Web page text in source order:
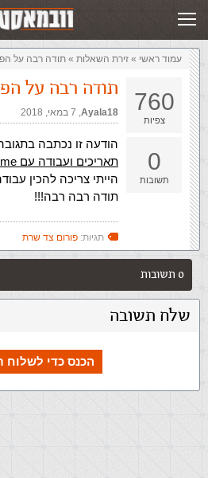
זירת השאלות
עמוד ראשי » ‏זירת השאלות‏ » תודה רבה על
760
צפיות
0
תשובות
תודה רבה על
Ayala18
,‏ 7 במאי, 2018
הודעה זו נכתבה
תאריכים ועבודה עם DateTime
תודה רבה רבה!!!
תגיות: פורום צד שרת
0 תשובות
שלח תשובה
הכנס כדי לשלוח